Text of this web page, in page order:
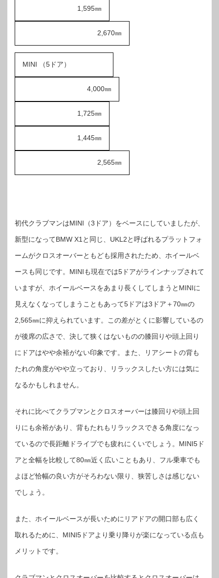
1,595㎜
2,670㎜
MINI （5ドア）
4,000㎜
1,725㎜
1,445㎜
2,565㎜
初代クラブマンはMINI（3ドア）をベースにしていましたが、
新型になってBMW X1と同じ、UKL2と呼ばれるプラットフォ
ームがクロスオーバーともども採用されたため、ホイールベ
ースも同じです。MINIも現在では5ドアがラインナップされて
いますが、ホイールベースをあまり長くしてしまうとMINIに
見えなくなってしまうこともあって5ドアは3ドア＋70㎜の
2,565㎜に抑えられています。この差がとくに影響しているの
が後席の広さで、決して狭くはないものの膝回りや頭上回り
にドアはやや余裕がない印象です。また、リアシートの背も
たれの角度がやや立っており、リラックスしたい方には気に
なるかもしれません。
それに比べてクラブマンとクロスオーバーは膝回りや頭上回
りにも余裕があり、背もたれもリラックスできる角度になっ
ているので長距離ドライブでも疲れにくいでしょう。MINI5ド
アと全幅を比較して80㎜近く広いこともあり、フル乗車でも
よほど恰幅の良い方がそろわない限り、狭苦しさは感じない
でしょう。
また、ホイールベースが長いためにリアドアの開口部も広く
取れるために、MINI5ドアより乗り降りが楽になっている点も
メリットです。